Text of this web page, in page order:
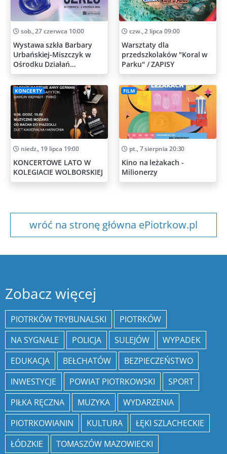
sob., 27 czerwca 10:00
Wystawa szkła Barbary
Urbańskiej-Miszczyk w
Ośrodku Działań
Artystycznych
czw., 2 lipca 09:00
Warsztaty dla
przedszkolaków "Koral w
Parku" / ZAPISY
KONCERTY
niedz., 19 lipca 19:00
KONCERTOWE LATO W
KOLEGIACIE WOLBORSKIEJ
FILM
pt., 7 sierpnia 20:30
Kino na leżakach -
Milionerzy
wróć na stronę główna ePiotrkow.pl
Zobacz więcej
PIOTRKÓW TRYBUNALSKI
PIOTRKÓW
NA SYGNALE
POLICJA SULEJÓW
WYPADEK
EDUKACJA
BEŁCHATÓW
BEZPIECZEŃSTWO
INWESTYCJE
POWIAT PIOTRKOWSKI
SPORT
PIŁKA RĘCZNA
MUZYKA
WYDARZENIA
PIOTRKOWIANIN
KULTURA
ŁĘKI SZLACHECKIE
ŁÓDZKIE
TOMASZÓW MAZOWIECKI